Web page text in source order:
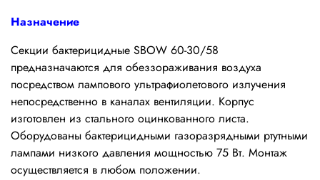
Назначение
Секции бактерицидные SBOW 60-30/58
предназначаются для обеззораживания воздуха
посредством лампового ультрафиолетового излучения
непосредственно в каналах вентиляции. Корпус
изготовлен из стального оцинкованного листа.
Оборудованы бактерицидными газоразрядными ртутными
лампами низкого давления мощностью 75 Вт. Монтаж
осуществляется в любом положении.